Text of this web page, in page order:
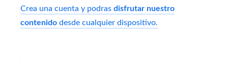
Crea una cuenta y podras disfrutar nuestro
contenido desde cualquier dispositivo.